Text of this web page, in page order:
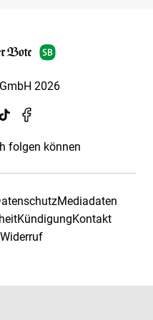
2026
folgen können
Mediadaten
KündigungKontakt
Widerruf